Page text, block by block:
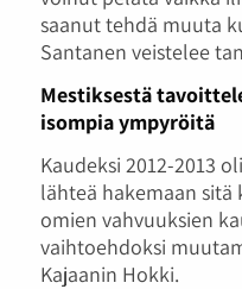
saanut tehdä muuta
Santanen veistelee
Mestiksestä
isompia ympyröitä
Kaudeksi 2012-2013
lähteä hakemaan
omien vahvuuksien
vaihtoehdoksi
Kajaanin Hokki.